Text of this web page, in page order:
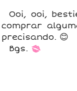
Ooi, ooi,
comprar
precisando. 😊
Bgs. *